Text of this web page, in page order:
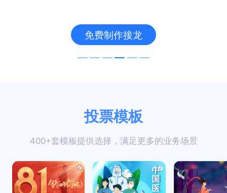
免费制作接龙
投票模板
400+套模板提供选择，满足更多的业务场景